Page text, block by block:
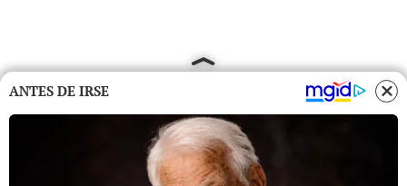
ANTES DE IRSE